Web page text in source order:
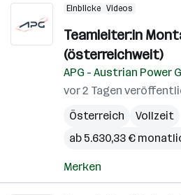
Einblicke Videos
Teamleiter:in
(österreichweit)
APG - Austrian Power
vor 2 Tagen
Österreich
Vollzeit
ab 5.630,33 €
Merken